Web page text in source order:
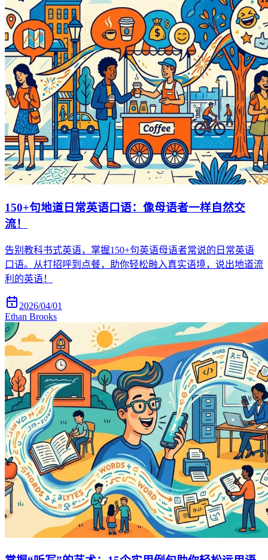
150+句地道日常英语口语：像母语者一样自然交
流！
告别教科书式英语，掌握150+句英语母语者常说的日常英语
口语。从打招呼到点餐，助你轻松融入真实语境，说出地道流
利的英语！
2026/04/01
Ethan Brooks